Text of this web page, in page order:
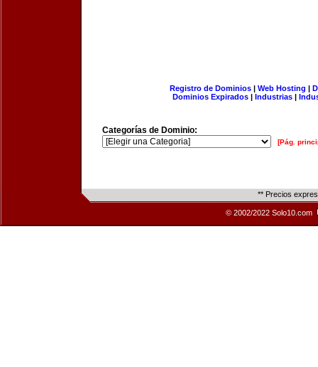
Registro de Dominios| Web Hosting |
Dominios Expirados | Industrias |
Categorías de Dominio:
[Pág.
** Precios
© 2002/2022 Solo10.com